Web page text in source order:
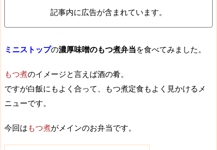
記事内に広告が含まれています。
ミニストップの濃厚味噌のもつ煮弁当を食べてみました。
もつ煮のイメージと言えば酒の肴。
ですが白飯にもよく合って、もつ煮定食もよく見かけるメ
ニューです。
今回はもつ煮がメインのお弁当です。